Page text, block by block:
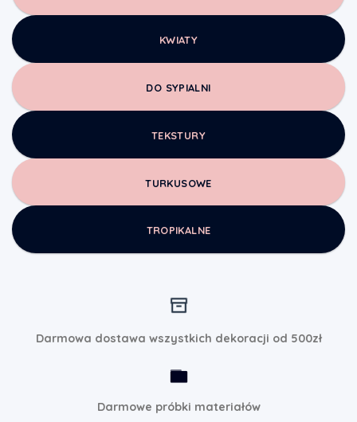
KWIATY
DO SYPIALNI
TEKSTURY
TURKUSOWE
TROPIKALNE
Darmowa dostawa wszystkich dekoracji od 500zł
Darmowe próbki materiałów